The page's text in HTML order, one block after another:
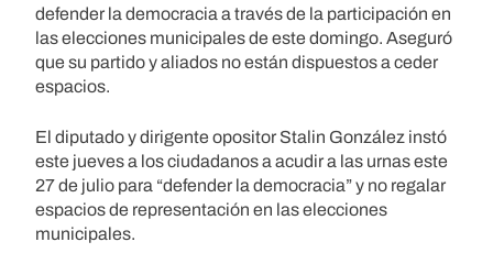
defender la democracia a través de la participación en
las elecciones municipales de este domingo. Aseguró
que su partido y aliados no están dispuestos a ceder
espacios.
El diputado y dirigente opositor Stalin González instó
este jueves a los ciudadanos a acudir a las urnas este
27 de julio para “defender la democracia” y no regalar
espacios de representación en las elecciones
municipales.